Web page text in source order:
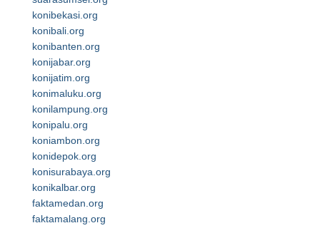
konibekasi.org
konibali.org
konibanten.org
konijabar.org
konijatim.org
konimaluku.org
konilampung.org
konipalu.org
koniambon.org
konidepok.org
konisurabaya.org
konikalbar.org
faktamedan.org
faktamalang.org